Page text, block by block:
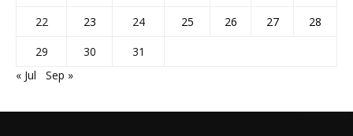
22
23 24 25 26 27
28
29
30
31
« Jul
Sep »